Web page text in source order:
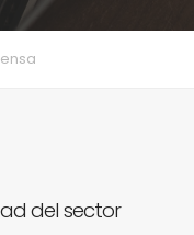
del sector